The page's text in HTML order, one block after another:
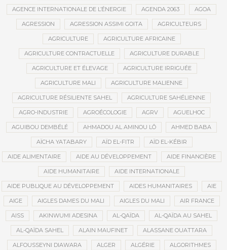
AGENCE INTERNATIONALE DE L’ÉNERGIE AGENDA 2063 AGOA
AGRESSION AGRESSION ASSIMI GOITA AGRICULTEURS
AGRICULTURE AGRICULTURE AFRICAINE
AGRICULTURE CONTRACTUELLE AGRICULTURE DURABLE
AGRICULTURE ET ÉLEVAGE AGRICULTURE IRRIGUÉE
AGRICULTURE MALI AGRICULTURE MALIENNE
AGRICULTURE RÉSILIENTE SAHEL AGRICULTURE SAHÉLIENNE
AGRO-INDUSTRIE AGROÉCOLOGIE AGRV AGUELHOC
AGUIBOU DEMBÉLÉ AHMADOU AL AMINOU LÔ AHMED BABA
AÏCHA YATABARY AÏD EL-FITR AÏD EL-KÉBIR
AIDE ALIMENTAIRE AIDE AU DÉVELOPPEMENT AIDE FINANCIÈRE
AIDE HUMANITAIRE AIDE INTERNATIONALE
AIDE PUBLIQUE AU DÉVELOPPEMENT AIDES HUMANITAIRES AIE
AIGE AIGLES DAMES DU MALI AIGLES DU MALI AIR FRANCE
AISS AKINWUMI ADESINA AL-QAÏDA AL-QAÏDA AU SAHEL
AL-QAÏDA SAHEL ALAIN MAUFINET ALASSANE OUATTARA
ALFOUSSEYNI DIAWARA ALGER ALGÉRIE ALGORITHMES